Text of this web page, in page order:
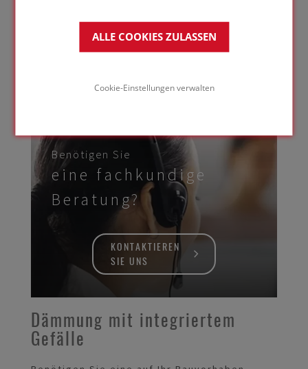
ALLE COOKIES ZULASSEN
Cookie-Einstellungen verwalten
ERFAHREN SIE MEHR
Benötigen Sie
eine fachkundige
Beratung?
KONTAKTIEREN
SIE UNS
Dämmung mit integriertem
Gefälle